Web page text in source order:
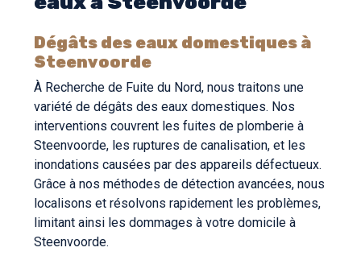
Dégâts des eaux domestiques à
Steenvoorde
À Recherche de Fuite du Nord, nous traitons une
variété de dégâts des eaux domestiques. Nos
interventions couvrent les fuites de plomberie à
Steenvoorde, les ruptures de canalisation, et les
inondations causées par des appareils défectueux.
Grâce à nos méthodes de détection avancées, nous
localisons et résolvons rapidement les problèmes,
limitant ainsi les dommages à votre domicile à
Steenvoorde.